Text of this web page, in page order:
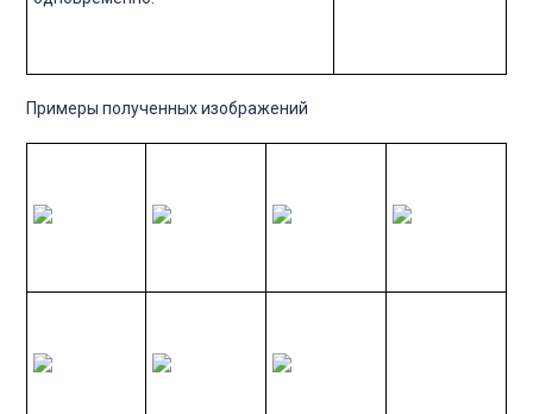
Примеры полученных изображений